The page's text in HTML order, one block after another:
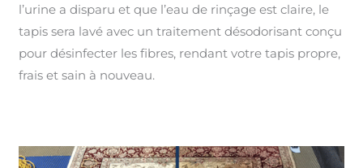
l’urine a disparu et que l’eau de rinçage est claire, le
tapis sera lavé avec un traitement désodorisant conçu
pour désinfecter les fibres, rendant votre tapis propre,
frais et sain à nouveau.